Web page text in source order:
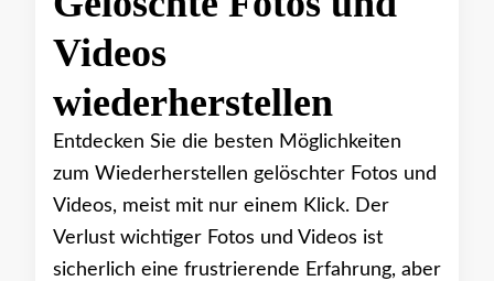
Videos
wiederherstellen
Entdecken Sie die besten Möglichkeiten
zum Wiederherstellen gelöschter Fotos und
Videos, meist mit nur einem Klick. Der
Verlust wichtiger Fotos und Videos ist
sicherlich eine frustrierende Erfahrung, aber